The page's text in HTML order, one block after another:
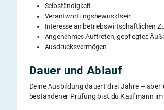
Selbständigkeit
Verantwortungsbewusstsein
Interesse an betriebswirtschaftlichen
Angenehmes Auftreten, gepflegtes
Ausdrucksvermögen
Dauer und Ablauf
Deine Ausbildung dauert drei Jahre –
bestandener Prüfung bist du Kaufmann